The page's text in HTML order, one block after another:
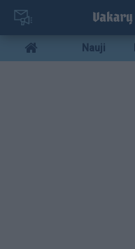
Pereiti
pagrindinį
turinį
Mobile
menu
Nauji